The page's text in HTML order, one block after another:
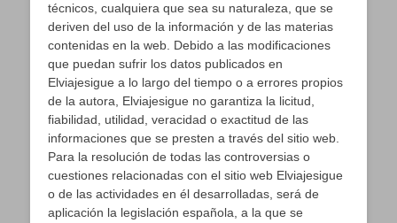
técnicos, cualquiera que sea su naturaleza, que se
deriven del uso de la información y de las materias
contenidas en la web. Debido a las modificaciones
que puedan sufrir los datos publicados en
Elviajesigue a lo largo del tiempo o a errores propios
de la autora, Elviajesigue no garantiza la licitud,
fiabilidad, utilidad, veracidad o exactitud de las
informaciones que se presten a través del sitio web.
Para la resolución de todas las controversias o
cuestiones relacionadas con el sitio web Elviajesigue
o de las actividades en él desarrolladas, será de
aplicación la legislación española, a la que se